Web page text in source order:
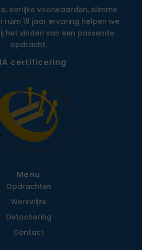
eerlijke voorwaarden, slimme
ruim 18 jaar ervaring helpen we
het vinden van een passende
opdracht.
certificering
Menu
Opdrachten
Werkwijze
Detachering
Contact